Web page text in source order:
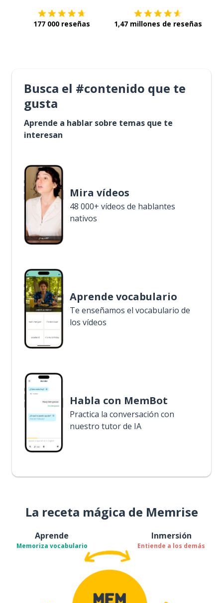
177 000 reseñas 1,47 millones de reseñas
Busca el #contenido que te
gusta
Aprende a hablar sobre temas que te
interesan
Mira vídeos
48 000+ vídeos de hablantes
nativos
Aprende vocabulario
Te enseñamos el vocabulario de
los vídeos
Habla con MemBot
Practica la conversación con
nuestro tutor de IA
La receta mágica de Memrise
Aprende
Memoriza vocabulario
Inmersión
Entiende a los demás